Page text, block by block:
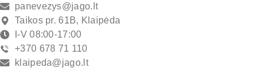
panevezys@jago.lt
Taikos pr. 61B, Klaipėda
I-V 08:00-17:00
+370 678 71 110
klaipeda@jago.lt